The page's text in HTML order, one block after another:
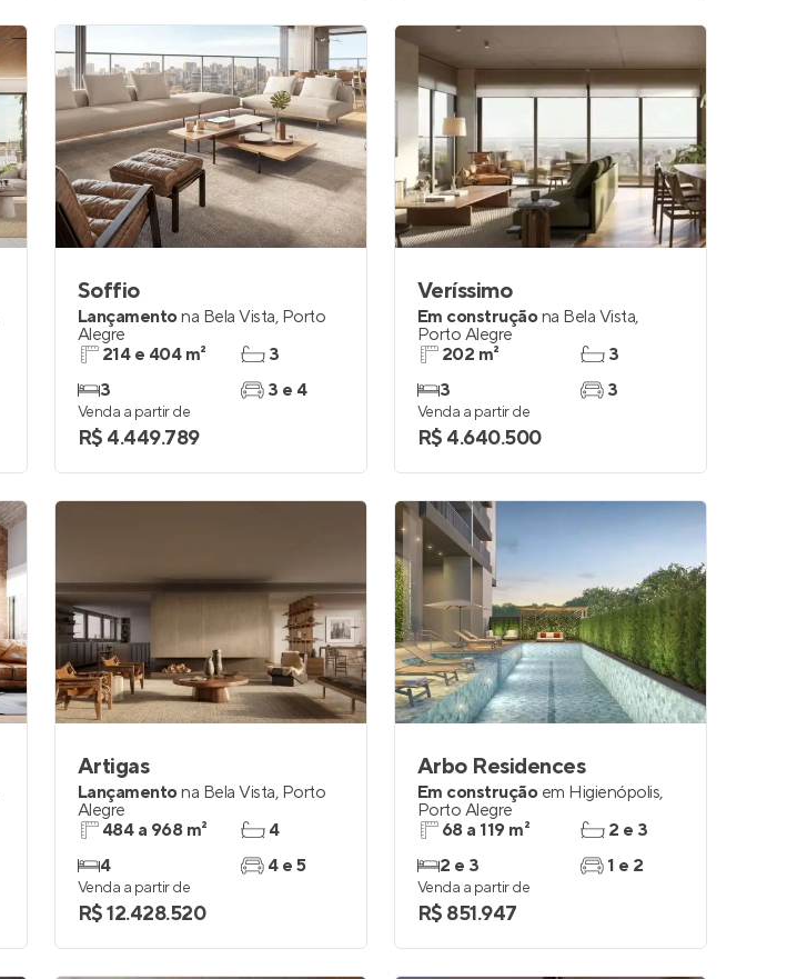
Soffio
Lançamentona Bela Vista, Porto
Alegre
214 e 404 m²
3
3
3 e 4
Venda a partir de
R$ 4.449.789
Veríssimo
Em construçãona Bela Vista,
Porto Alegre
202 m²
3
3
3
Venda a partir de
R$ 4.640.500
Artigas
Lançamentona Bela Vista, Porto
Alegre
484 a 968 m²
4
4
4 e 5
Venda a partir de
R$ 12.428.520
Arbo Residences
Em construção em Higienópolis,
Porto Alegre
68 a 119 m²
2 e 3
2 e 3
1 e 2
Venda a partir de
R$ 851.947